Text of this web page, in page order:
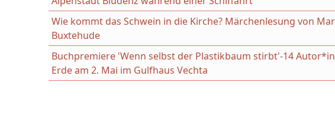
Wie kommt das Schwein in die Kirche? Märchenlesung von
Buxtehude
Buchpremiere 'Wenn selbst der Plastikbaum stirbt'-14
Erde am 2. Mai im Gulfhaus Vechta